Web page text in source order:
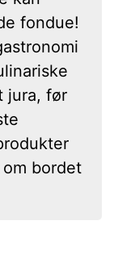
fondue!
jura, før
bordet